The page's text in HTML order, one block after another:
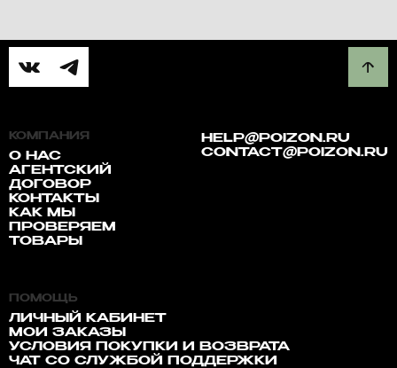
КОМПАНИЯ
О НАС
АГЕНТСКИЙ
ДОГОВОР
КОНТАКТЫ
КАК МЫ
ПРОВЕРЯЕМ
ТОВАРЫ
HELP@POIZON.RU
CONTACT@POIZON.RU
ПОМОЩЬ
ЛИЧНЫЙ КАБИНЕТ
МОИ ЗАКАЗЫ
УСЛОВИЯ ПОКУПКИ И ВОЗВРАТА
ЧАТ СО СЛУЖБОЙ ПОДДЕРЖКИ